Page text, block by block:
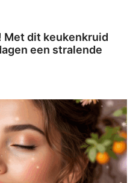
Met dit keukenkruid
een stralende